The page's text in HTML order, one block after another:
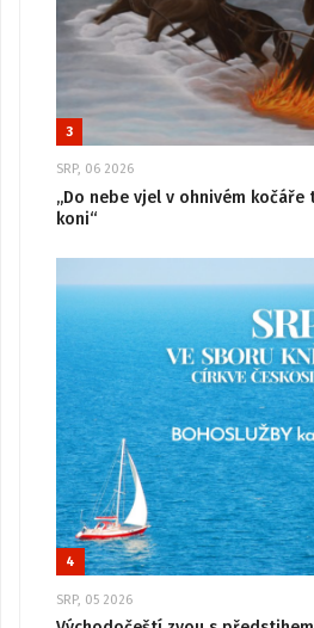
3
SRP, 06 2026
„Do nebe vjel v ohnivém kočáře
koni“
4
SRP, 05 2026